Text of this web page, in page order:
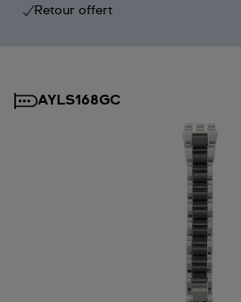
Retour offert
AYLS168GC